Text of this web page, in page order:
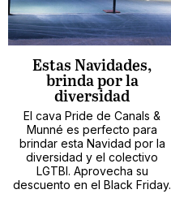
Estas Navidades,
brinda por la
diversidad
El cava Pride de Canals &
Munné es perfecto para
brindar esta Navidad por la
diversidad y el colectivo
LGTBI. Aprovecha su
descuento en el Black Friday.